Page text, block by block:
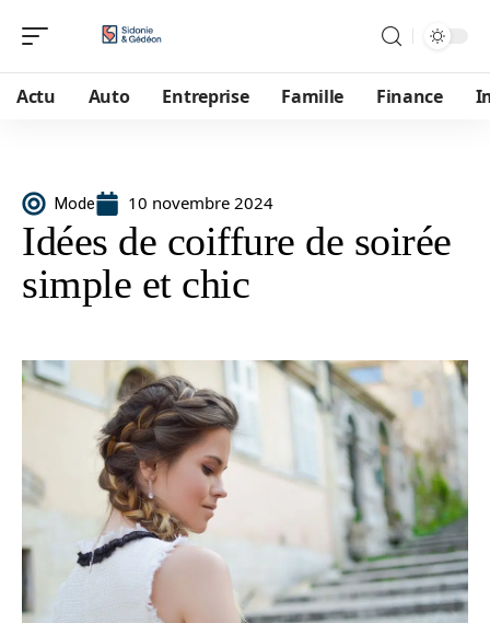
Actu Auto Entreprise Famille Finance
Mode 10 novembre 2024
Idées de coiffure de soirée
simple et chic